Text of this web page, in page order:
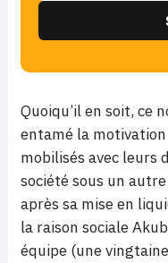
Quoiqu’il en soit, ce
entamé la
mobilisés avec leurs
société sous un
après sa mise en
la raison sociale
équipe (une